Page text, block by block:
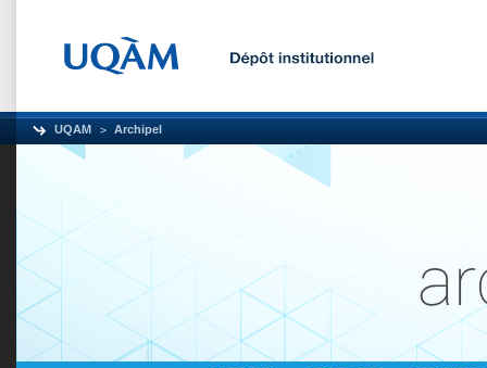
UQAM Archipel